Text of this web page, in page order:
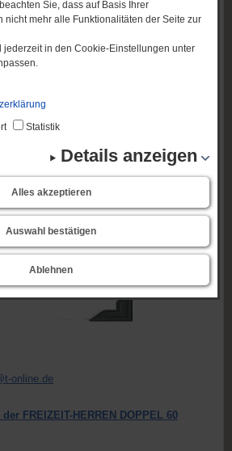
Sie, dass auf Basis Ihrer
nicht mehr alle Funktionalitäten der Seite zur
jederzeit in den Cookie-Einstellungen unter
Statistik
Details anzeigen
Alles akzeptieren
Auswahl bestätigen
Ablehnen
online.de
FREIZEIT-HERREN DOPPEL 60